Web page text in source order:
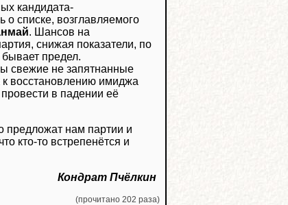
кандидата-
списке, возглавляемого
. Шансов на
снижая показатели, по
предел.
свежие не запятнанные
восстановлению имиджа
в падении её
предложат нам партии и
кто-то встрепенётся и
Кондрат Пчёлкин
(прочитано 202 раза)